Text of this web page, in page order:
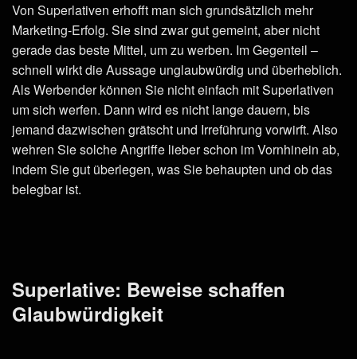
Von Superlativen erhofft man sich grundsätzlich mehr
Marketing-Erfolg. Sie sind zwar gut gemeint, aber nicht
gerade das beste Mittel, um zu werben. Im Gegenteil –
schnell wirkt die Aussage unglaubwürdig und überheblich.
Als Werbender können Sie nicht einfach mit Superlativen
um sich werfen. Dann wird es nicht lange dauern, bis
jemand dazwischen grätscht und Irreführung vorwirft. Also
wehren Sie solche Angriffe lieber schon im Vornhinein ab,
indem Sie gut überlegen, was Sie behaupten und ob das
belegbar ist.
Superlative: Beweise schaffen
Glaubwürdigkeit